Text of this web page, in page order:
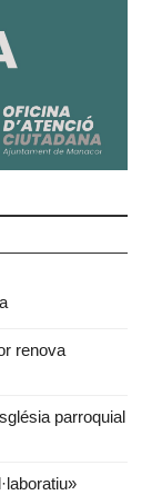
renova
parroquial